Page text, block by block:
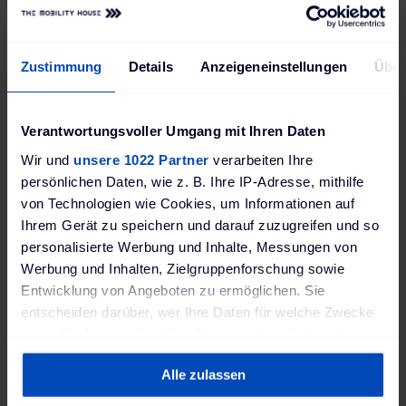
Zustimmung Details Anzeigeneinstellungen
Verantwortungsvoller Umgang mit Ihren Daten
Wir und unsere 1022 Partner verarbeiten Ihre
persönlichen Daten, wie z. B. Ihre IP-Adresse, mithilfe
von Technologien wie Cookies, um Informationen auf
Ihrem Gerät zu speichern und darauf zuzugreifen und so
personalisierte Werbung und Inhalte, Messungen von
Werbung und Inhalten, Zielgruppenforschung sowie
Entwicklung von Angeboten zu ermöglichen. Sie
entscheiden darüber, wer Ihre Daten für welche Zwecke
Cookie-Erklärung oder durch Klicken auf das Privacy
Trigger Symbol ändern oder widerrufen
Alle zulassen
Spelsberg petit coffret de distribution AK 28+EMOBIL 11kW-ÜSS-Z
(avec interrupteur LS 3 pôles C16A, RCCB
surtensions type 1 + type 2 + type 3 pour
systèmes TNS)
1 139,00 €
Délai de livraison: 3-4 semaines, livraison Express n'est
pas possible
Details
FAVORIS COMPARER